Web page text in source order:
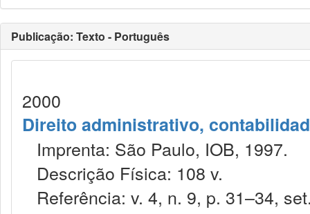
Publicação: Texto - Português
2000
Direito administrativo,
Imprenta: São Paulo, IOB, 1997.
Descrição Física: 108 v.
Referência: v. 4, n. 9, p. 31–34,